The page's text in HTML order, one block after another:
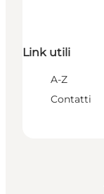
Link utili
A-Z
Contatti